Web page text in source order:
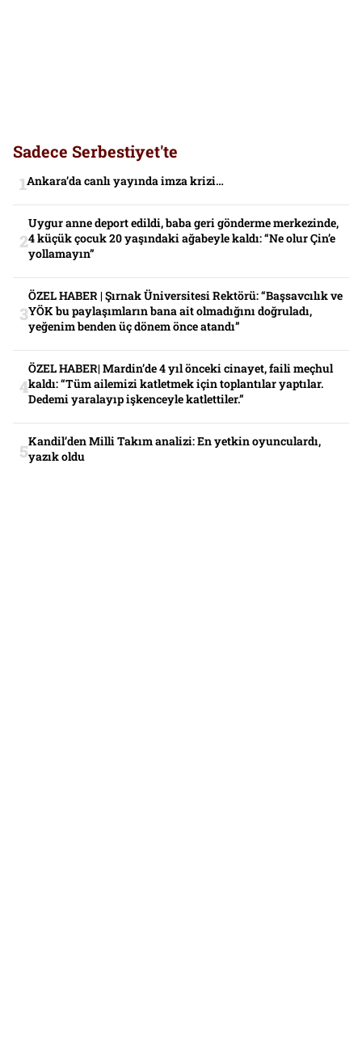
Sadece Serbestiyet'te
Ankara’da canlı yayında imza krizi…
Uygur anne deport edildi, baba geri gönderme merkezinde,
4 küçük çocuk 20 yaşındaki ağabeyle kaldı: “Ne olur Çin’e
yollamayın”
ÖZEL HABER | Şırnak Üniversitesi Rektörü: “Başsavcılık ve
YÖK bu paylaşımların bana ait olmadığını doğruladı,
yeğenim benden üç dönem önce atandı”
ÖZEL HABER| Mardin’de 4 yıl önceki cinayet, faili meçhul
kaldı: “Tüm ailemizi katletmek için toplantılar yaptılar.
Dedemi yaralayıp işkenceyle katlettiler.”
Kandil’den Milli Takım analizi: En yetkin oyunculardı,
yazık oldu